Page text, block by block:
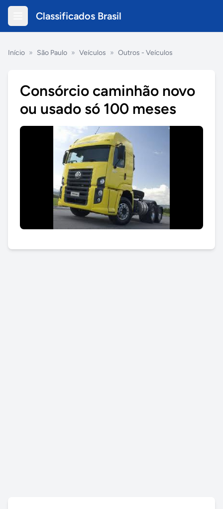
Classificados Brasil
Início » São Paulo » Veículos » Outros - Veículos
Consórcio caminhão novo
ou usado só 100 meses